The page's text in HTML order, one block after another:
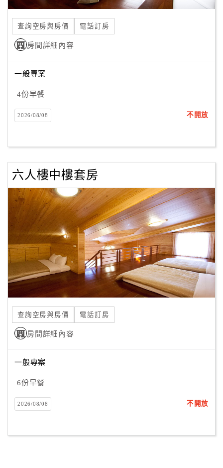
合
作
提
案
店
作
商
合
作
伴
計
劃
品
宣
傳
查詢空房與房價 電話訂房
房間詳細內容
一般專案
4份早餐
2026/08/08 不開放
六人樓中樓套房
查詢空房與房價 電話訂房
房間詳細內容
一般專案
6份早餐
2026/08/08 不開放